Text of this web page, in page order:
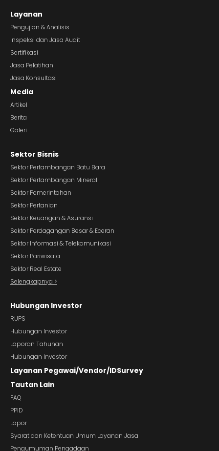
Layanan
Pengujian & Analisis
Inspeksi dan Jasa Audit
Sertifikasi
Jasa Pelatihan
Jasa Konsultasi
Media
Artikel
Berita
Galeri
Sektor Bisnis
Sektor Pertambangan Batu Bara
Sektor Pertambangan Mineral
Sektor Pemerintahan
Sektor Pertanian
Sektor Keuangan & Asuransi
Sektor Perdagangan Besar & Eceran
Sektor Informasi & Telekomunikasi
Sektor Pariwisata
Sektor Real Estate
Selengkapnya >
Hubungan Investor
RUPS
Hubungan Investor
Laporan Tahunan
Hubungan Investor
Layanan Pegawai/Vendor/IDSurvey
Tautan Lain
FAQ
PPID
Lapor
Syarat dan Ketentuan Umum Layanan Jasa
Pengumuman Pengadaan